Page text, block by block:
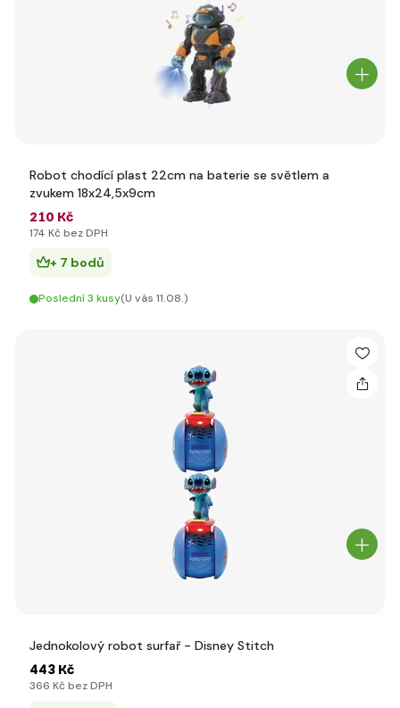
Robot chodící plast 22cm na baterie se světlem a
zvukem 18x24,5x9cm
210 Kč
174 Kč bez DPH
+ 7 bodů
Poslední 3 kusy(U vás 11.08.)
Jednokolový robot surfař - Disney Stitch
443 Kč
366 Kč bez DPH